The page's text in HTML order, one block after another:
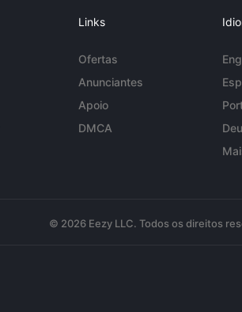
Links
Ofertas
Anunciantes
Apoio
DMCA
© 2026 Eezy LLC. Todos os direitos